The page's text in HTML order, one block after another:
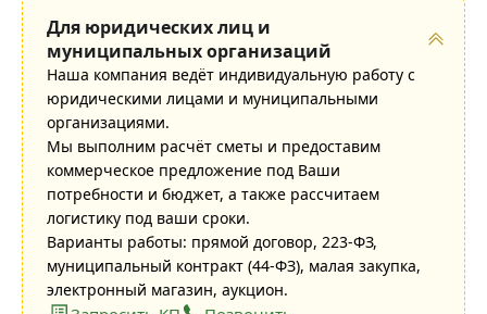
Для юридических лиц и
муниципальных организаций
Наша компания ведёт индивидуальную работу с
юридическими лицами и муниципальными
организациями.
Мы выполним расчёт сметы и предоставим
коммерческое предложение под Ваши
потребности и бюджет, а также рассчитаем
логистику под ваши сроки.
Варианты работы: прямой договор, 223-ФЗ,
муниципальный контракт (44-ФЗ), малая закупка,
электронный магазин, аукцион.